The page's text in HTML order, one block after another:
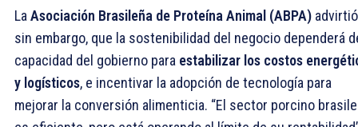
La Asociación Brasileña de Proteína Animal (ABPA)
sin embargo, que la sostenibilidad del negocio dependerá
capacidad del gobierno para estabilizar los costos
y logísticos, e incentivar la adopción de tecnología para
mejorar la conversión alimenticia. “El sector porcino